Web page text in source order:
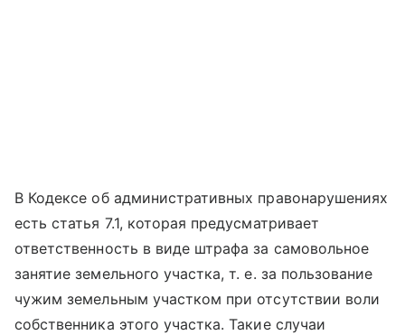
В Кодексе об административных правонарушениях
есть статья 7.1, которая предусматривает
ответственность в виде штрафа за самовольное
занятие земельного участка, т. е. за пользование
чужим земельным участком при отсутствии воли
собственника этого участка. Такие случаи